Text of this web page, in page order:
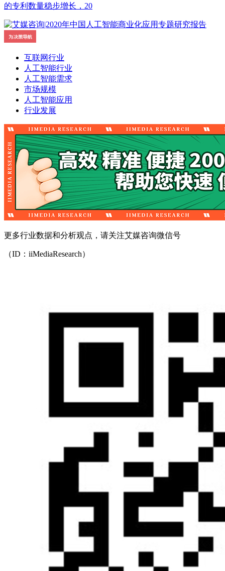
的专利数量稳步增长，20
互联网行业
人工智能行业
人工智能需求
市场规模
人工智能应用
行业发展
更多行业数据和分析观点，请关注艾媒咨询微信号
（ID：iiMediaResearch）